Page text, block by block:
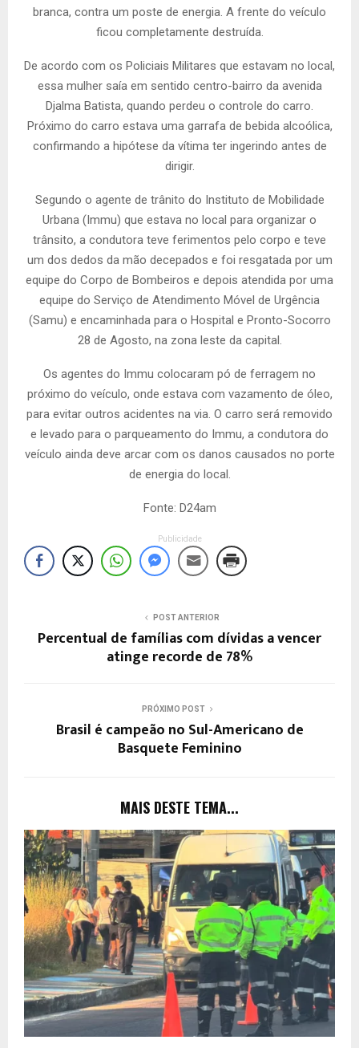
branca, contra um poste de energia. A frente do veículo
ficou completamente destruída.
De acordo com os Policiais Militares que estavam no local,
essa mulher saía em sentido centro-bairro da avenida
Djalma Batista, quando perdeu o controle do carro.
Próximo do carro estava uma garrafa de bebida alcoólica,
confirmando a hipótese da vítima ter ingerindo antes de
dirigir.
Segundo o agente de trânito do Instituto de Mobilidade
Urbana (Immu) que estava no local para organizar o
trânsito, a condutora teve ferimentos pelo corpo e teve
um dos dedos da mão decepados e foi resgatada por um
equipe do Corpo de Bombeiros e depois atendida por uma
equipe do Serviço de Atendimento Móvel de Urgência
(Samu) e encaminhada para o Hospital e Pronto-Socorro
28 de Agosto, na zona leste da capital.
Os agentes do Immu colocaram pó de ferragem no
próximo do veículo, onde estava com vazamento de óleo,
para evitar outros acidentes na via. O carro será removido
e levado para o parqueamento do Immu, a condutora do
veículo ainda deve arcar com os danos causados no porte
de energia do local.
Fonte: D24am
Publicidade
POST ANTERIOR
Percentual de famílias com dívidas a vencer
atinge recorde de 78%
PRÓXIMO POST
Brasil é campeão no Sul-Americano de
Basquete Feminino
MAIS DESTE TEMA...